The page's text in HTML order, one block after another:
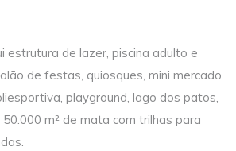
estrutura de lazer, piscina adulto e
de festas, quiosques, mini mercado
playground, lago dos patos,
m² de mata com trilhas para